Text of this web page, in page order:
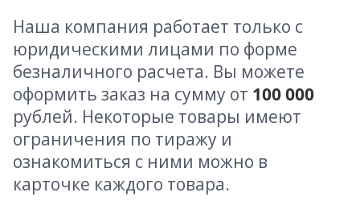
Наша компания работает только с
юридическими лицами по форме
безналичного расчета. Вы можете
оформить заказ на сумму от 100 000
рублей. Некоторые товары имеют
ограничения по тиражу и
ознакомиться с ними можно в
карточке каждого товара.